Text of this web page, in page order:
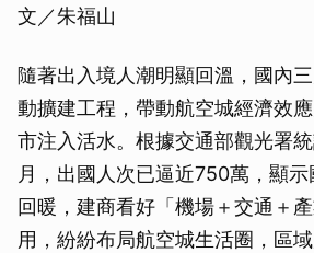
文／朱福山
隨著出入境人潮明顯回溫，國內
動擴建工程，帶動航空城經濟效
市注入活水。根據交通部觀光署
月，出國人次已逼近750萬，顯
回暖，建商看好「機場＋交通＋
用，紛紛布局航空城生活圈，區域